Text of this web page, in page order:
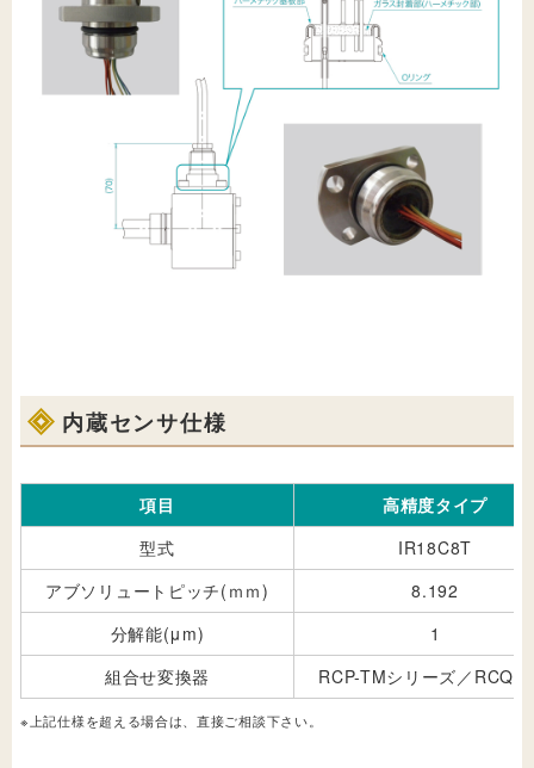
内蔵センサ仕様
項目
高精度タイプ
型式
IR18C8T
アブソリュートピッチ(ｍｍ)
8.192
分解能(μm)
1
組合せ変換器
RCP-TMシリーズ／RCQ-
※上記仕様を超える場合は、直接ご相談下さい。